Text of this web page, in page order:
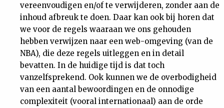
vereenvoudigen en/of te verwijderen, zonder aan de
inhoud afbreuk te doen. Daar kan ook bij horen dat
we voor de regels waaraan we ons gehouden
hebben verwijzen naar een web-omgeving (van de
NBA), die deze regels uitleggen en in detail
bevatten. In de huidige tijd is dat toch
vanzelfsprekend. Ook kunnen we de overbodigheid
van een aantal bewoordingen en de onnodige
complexiteit (vooral internationaal) aan de orde